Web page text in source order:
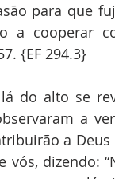
para que
a cooperar
{EF 294.3}
do alto se
a
a
dizendo: